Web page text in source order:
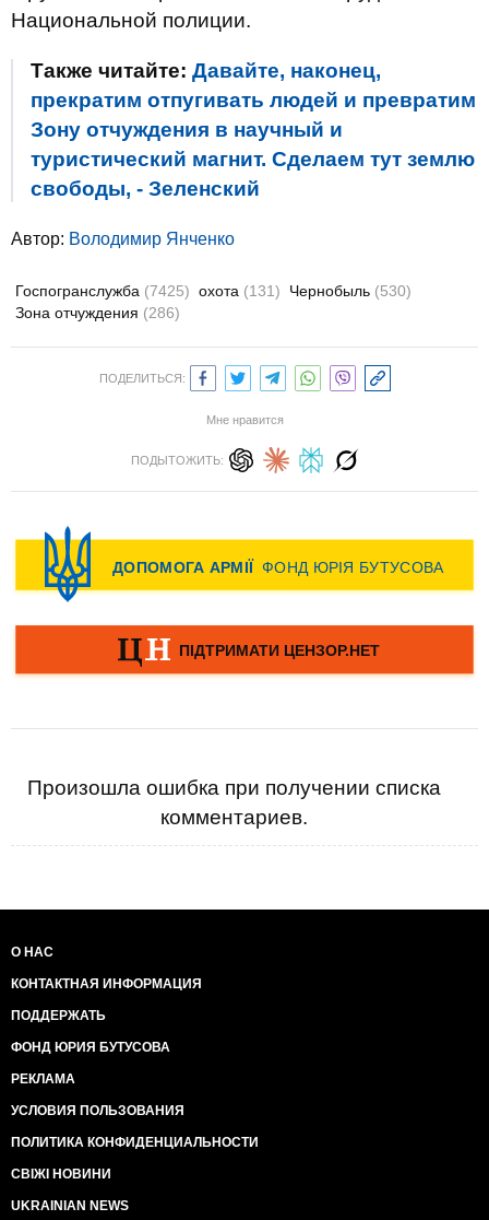
Национальной полиции.
Также читайте: Давайте, наконец,
прекратим отпугивать людей и превратим
Зону отчуждения в научный и
туристический магнит. Сделаем тут землю
свободы, - Зеленский
Автор: Володимир Янченко
Госпогранслужба (7425) охота (131) Чернобыль (530)
Зона отчуждения (286)
ПОДЕЛИТЬСЯ:
Мне нравится
ПОДЫТОЖИТЬ:
Произошла ошибка при получении списка
комментариев.
О НАС
КОНТАКТНАЯ ИНФОРМАЦИЯ
ПОДДЕРЖАТЬ
ФОНД ЮРИЯ БУТУСОВА
РЕКЛАМА
УСЛОВИЯ ПОЛЬЗОВАНИЯ
ПОЛИТИКА КОНФИДЕНЦИАЛЬНОСТИ
СВІЖІ НОВИНИ
UKRAINIAN NEWS